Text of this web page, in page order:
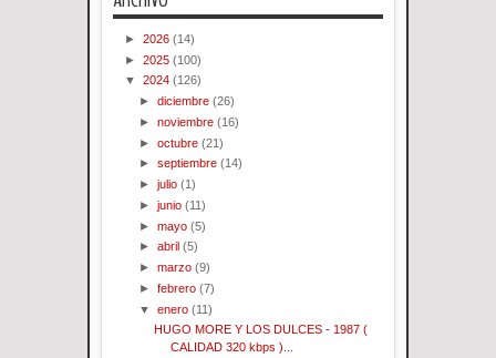
► 2026 (14)
► 2025 (100)
▼ 2024 (126)
►diciembre (26)
►noviembre (16)
►octubre (21)
►septiembre (14)
►julio (1)
►junio (11)
►mayo (5)
►abril (5)
►marzo (9)
►febrero (7)
▼enero (11)
HUGO MORE Y LOS DULCES - 1987 (
CALIDAD 320 kbps )...